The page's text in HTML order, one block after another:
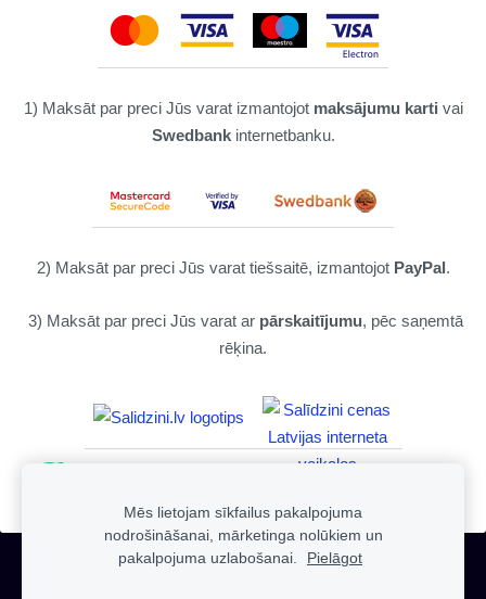
1) Maksāt par preci Jūs varat izmantojot maksājumu karti vai
Swedbankinternetbanku.
2) Maksāt par preci Jūs varat tiešsaitē, izmantojot PayPal.
3) Maksāt par preci Jūs varat ar pārskaitījumu, pēc saņemtā
rēķina.
Mēs lietojam sīkfailus pakalpojuma
nodrošināšanai, mārketinga nolūkiem un
pakalpojuma uzlabošanai.
Pielāgot